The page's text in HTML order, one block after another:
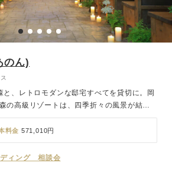
のん)
、レトロモダンな邸宅すべてを貸切に。岡
の高級リゾートは、四季折々の風景が結婚
ほど心が安らぎます。クラシカルな邸宅と森
ティのようなウェディングプランをご提案。
レンチ料理を提供するお店「彩音レストラ
指の緑豊かな庭園を臨みながらの季節ごとの
料金 571,010円
ディング 相談会